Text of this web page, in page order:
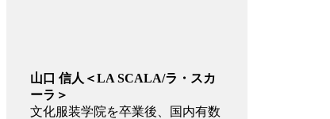
山口 信人＜LA SCALA/ラ・スカ
ーラ＞
文化服装学院を卒業後、国内有数